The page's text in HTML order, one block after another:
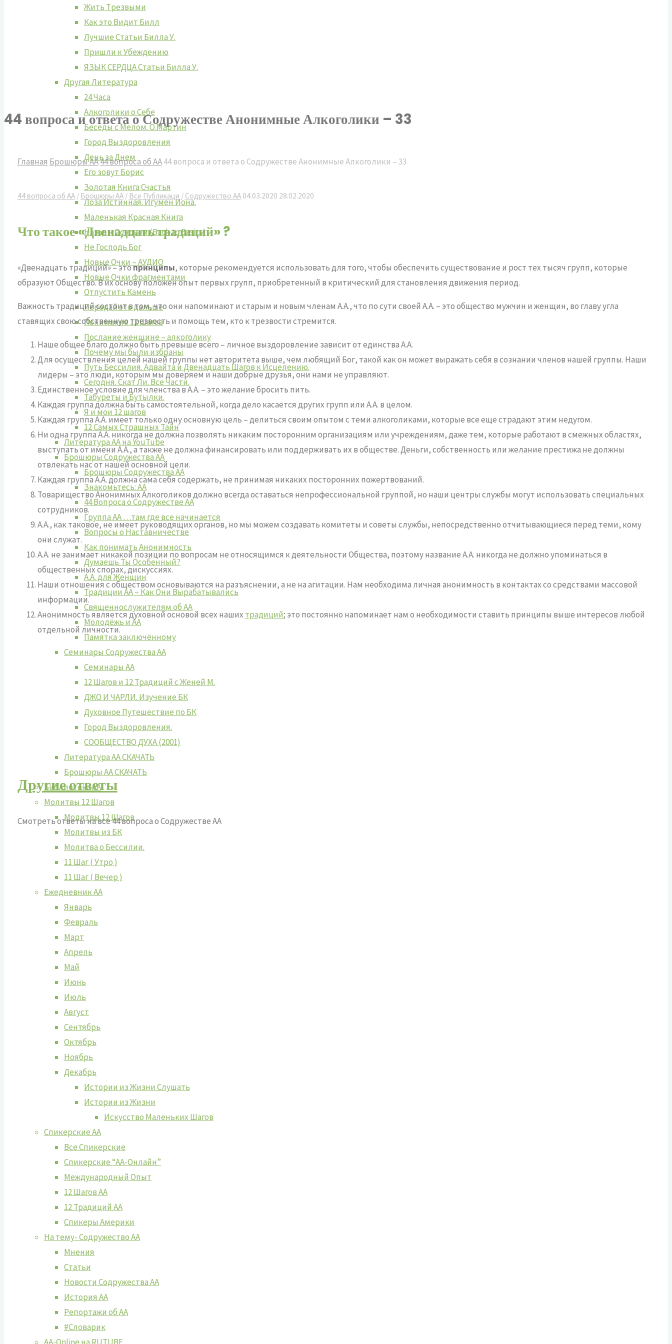
Жить Tрезвыми
Как это Видит Билл
Лучшие Cтатьи Билла У.
Пришли к Убеждению
ЯЗЫК СЕРДЦА Статьи Билла У.
Другая Литература
24 Часа
Алкоголики о Себе
Беседы с Мелом. О.Мартин
Город Выздоровления
День за Днем
Его зовут Борис
Золотая Книга Счастья
Лоза Истинная. Игумен Иона.
Маленькая Красная Книга
Назад к Основам (Back to Basics)
Не Господь Бог
Новые Очки – АУДИО
Новые Очки фрагментами
Отпустить Камень
Передай это дальше
Понимание 12 Шагов
Послание женщине – алкоголику
Почему мы были избраны
Путь Бессилия. Адвайта и Двенадцать Шагов к Исцелению.
Сегодня. Скат Ли. Все Части.
Табуреты и Бутылки.
Я и мои 12 шагов
12 Самых Страшных Тайн
Литература АА на YouTube
Брошюры Содружества АА
Брошюры Содружества АА
Знакомьтесь: АА
44 Вопроса о Содружестве АА
Группа АА …там где все начинается
Вопросы о Наставничестве
Как понимать Анонимность
Думаешь Ты Особенный?
А.А. для Женщин
Традиции АА – Как Они Вырабатывались
Священнослужителям об АА
Молодёжь и АА
Памятка заключённому
Семинары Содружества АА
Семинары АА
12 Шагов и 12 Традиций с Женей М.
ДЖО И ЧАРЛИ. Изучение БК
Духовное Путешествие по БК
Город Выздоровления.
СООБЩЕСТВО ДУХА (2001)
Литература АА СКАЧАТЬ
Брошюры АА СКАЧАТЬ
Библиотека АА
Молитвы 12 Шагов
Молитвы 12 Шагов
Молитвы из БК
Молитва о Бессилии.
11 Шаг ( Утро )
11 Шаг ( Вечер )
Ежедневник АА
Январь
Февраль
Март
Апрель
Май
Июнь
Июль
Август
Сентябрь
Октябрь
Ноябрь
Декабрь
Истории из Жизни Слушать
Истории из Жизни
Искусство Маленьких Шагов
Спикерские АА
Все Спикерские
Спикерские “АА-Онлайн”
Международный Опыт
12 Шагов АА
12 Традиций АА
Спикеры Америки
На тему- Содружество АА
Мнения
Статьи
Новости Содружества АА
История АА
Репортажи об АА
#Словарик
44 вопроса и ответа о Содружестве Анонимные Алкоголики – 33
Главная Брошюры АА44 вопроса об АА 44 вопроса и ответа о Содружестве Анонимные Алкоголики – 33
44 вопроса об АА / Брошюры АА / Все Публикаци / Содружество АА 04.03.2020 28.02.2020
Что такое «Двенадцать традиций» ?
«Двенадцать традиций» – этопринципы, которые рекомендуется использовать для того, чтобы обеспечить существование и рост тех тысяч групп, которые
образуют Общество. В их основу положен опыт первых групп, приобретенный в критический для становления движения период.
Важность традиций состоит в том, что они напоминают и старым и новым членам А.А., что по сути своей А.А. – это общество мужчин и женщин, во главу угла
ставящих свою собственную трезвость и помощь тем, кто к трезвости стремится.
Наше общее благо должно быть превыше всего – личное выздоровление зависит от единства А.А.
Для осуществления целей нашей группы нет авторитета выше, чем любящий Бог, такой как он может выражать себя в сознании членов нашей группы. Наши
лидеры – это люди, которым мы доверяем и наши добрые друзья, они нами не управляют.
Единственное условие для членства в А.А. – это желание бросить пить.
Каждая группа должна быть самостоятельной, когда дело касается других групп или А.А. в целом.
Каждая группа А.А. имеет только одну основную цель – делиться своим опытом с теми алкоголиками, которые все еще страдают этим недугом.
Ни одна группа А.А. никогда не должна позволять никаким посторонним организациям или учреждениям, даже тем, которые работают в смежных областях,
выступать от имени А.А., а также не должна финансировать или поддерживать их в обществе. Деньги, собственность или желание престижа не должны
отвлекать нас от нашей основной цели.
Каждая группа А.А. должна сама себя содержать, не принимая никаких посторонних пожертвований.
Товарищество Анонимных Алкоголиков должно всегда оставаться непрофессиональной группой, но наши центры службы могут использовать специальных
сотрудников.
А.А., как таковое, не имеет руководящих органов, но мы можем создавать комитеты и советы службы, непосредственно отчитывающиеся перед теми, кому
они служат.
А.А. не занимает никакой позиции по вопросам не относящимся к деятельности Общества, поэтому название А.А. никогда не должно упоминаться в
общественных спорах, дискуссиях.
Наши отношения с обществом основываются на разъяснении, а не на агитации. Нам необходима личная анонимность в контактах со средствами массовой
информации.
Анонимность является духовной основой всех наших традиций; это постоянно напоминает нам о необходимости ставить принципы выше интересов любой
отдельной личности.
Другие ответы
Смотреть ответы на все 44 вопроса о Содружестве АА